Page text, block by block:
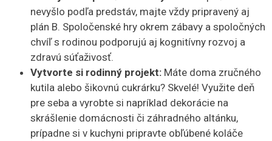
nevyšlo podľa predstáv, majte vždy pripravený aj
plán B. Spoločenské hry okrem zábavy a spoločných
chvíľ s rodinou podporujú aj kognitívny rozvoj a
zdravú súťaživosť.
Vytvorte si rodinný projekt: Máte doma zručného
kutila alebo šikovnú cukrárku? Skvelé! Využite deň
pre seba a vyrobte si napríklad dekorácie na
skrášlenie domácnosti či záhradného altánku,
prípadne si v kuchyni pripravte obľúbené koláče